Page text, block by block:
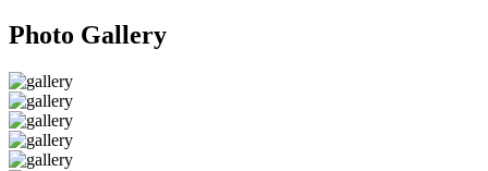
Photo Gallery